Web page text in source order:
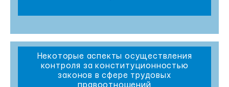
Некоторые аспекты осуществления
контроля за конституционностью
законов в сфере трудовых
правоотношений